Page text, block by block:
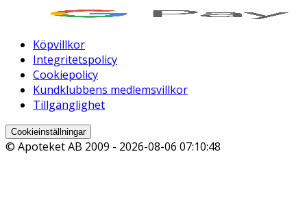
Köpvillkor
Integritetspolicy
Cookiepolicy
Kundklubbens medlemsvillkor
Tillgänglighet
Cookieinställningar
© Apoteket AB 2009 - 2026-08-06 07:10:48